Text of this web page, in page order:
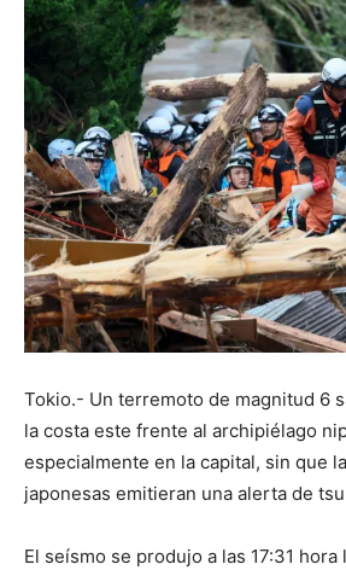
Tokio.- Un terremoto de magnitud 6
la costa este frente al archipiélago
especialmente en la capital, sin que
japonesas emitieran una alerta de
El seísmo se produjo a las 17:31 hora